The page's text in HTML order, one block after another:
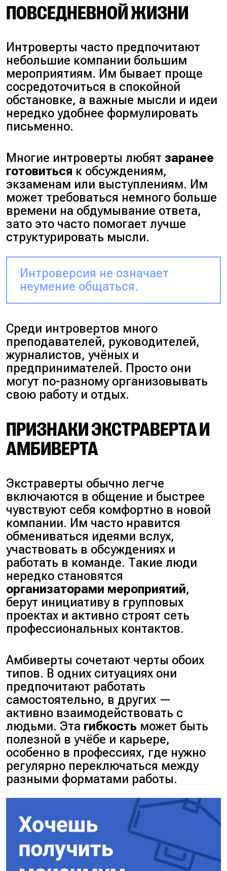
ПОВСЕДНЕВНОЙ ЖИЗНИ
Интроверты часто предпочитают
небольшие компании большим
мероприятиям. Им бывает проще
сосредоточиться в спокойной
обстановке, а важные мысли и идеи
нередко удобнее формулировать
письменно.
Многие интроверты любят заранее
готовиться к обсуждениям,
экзаменам или выступлениям. Им
может требоваться немного больше
времени на обдумывание ответа,
зато это часто помогает лучше
структурировать мысли.
Интроверсия не означает
неумение общаться.
Среди интровертов много
преподавателей, руководителей,
журналистов, учёных и
предпринимателей. Просто они
могут по-разному организовывать
свою работу и отдых.
ПРИЗНАКИ ЭКСТРАВЕРТА И
АМБИВЕРТА
Экстраверты обычно легче
включаются в общение и быстрее
чувствуют себя комфортно в новой
компании. Им часто нравится
обмениваться идеями вслух,
участвовать в обсуждениях и
работать в команде. Такие люди
нередко становятся
организаторами мероприятий,
берут инициативу в групповых
проектах и активно строят сеть
профессиональных контактов.
Амбиверты сочетают черты обоих
типов. В одних ситуациях они
предпочитают работать
самостоятельно, в других —
активно взаимодействовать с
людьми. Эта гибкость может быть
полезной в учёбе и карьере,
особенно в профессиях, где нужно
регулярно переключаться между
разными форматами работы.